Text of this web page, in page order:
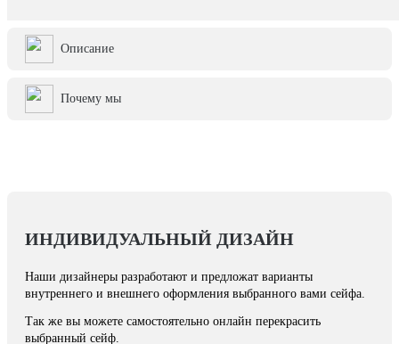
Описание
Почему мы
ИНДИВИДУАЛЬНЫЙ ДИЗАЙН
Наши дизайнеры разработают и предложат варианты
внутреннего и внешнего оформления выбранного вами сейфа.
Так же вы можете самостоятельно онлайн перекрасить
выбранный сейф.